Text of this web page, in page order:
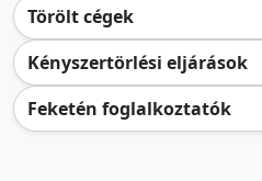
Törölt cégek
Kényszertörlési eljárások
Feketén foglalkoztatók